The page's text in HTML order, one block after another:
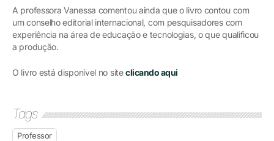
A professora Vanessa comentou ainda que o livro contou com
um conselho editorial internacional, com pesquisadores com
experiência na área de educação e tecnologias, o que qualificou
a produção.
O livro está disponível no siteclicando aqui
Tags
Professor